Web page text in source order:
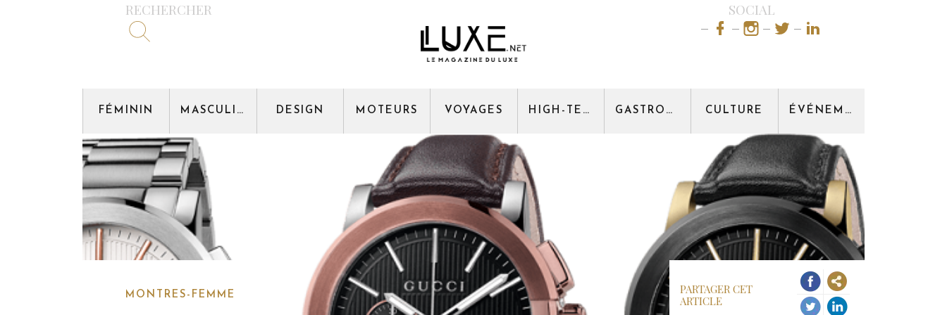
RECHERCHER SOCIAL
FÉMININ MASCULIN DESIGN MOTEURS VOYAGES HIGH-TECH GASTRONOMIE CULTURE ÉVÉNEMENT
MONTRES-FEMME
PARTAGER CET
ARTICLE